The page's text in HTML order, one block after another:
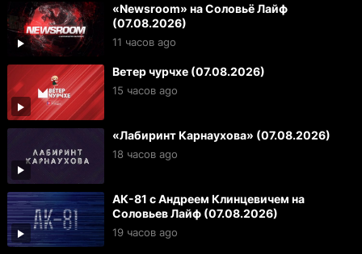
«Newsroom» на Соловьё Лайф
(07.08.2026)
11 часов ago
Ветер чурчхе (07.08.2026)
15 часов ago
«Лабиринт Карнаухова» (07.08.2026)
18 часов ago
АК-81 с Андреем Клинцевичем на
Соловьев Лайф (07.08.2026)
19 часов ago